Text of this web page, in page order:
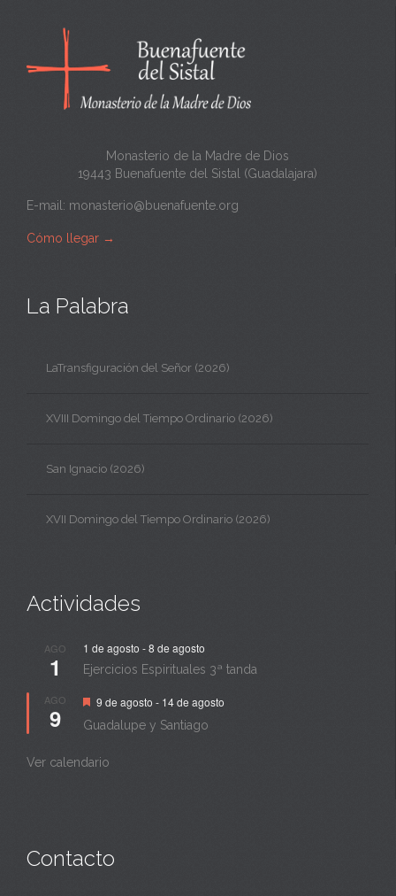
n
a
Monasterio de la Madre de Dios
19443 Buenafuente del Sistal (Guadalajara)
E-mail: monasterio@buenafuente.org
Cómo llegar →
La Palabra
LaTransfiguración del Señor (2026)
XVIII Domingo del Tiempo Ordinario (2026)
San Ignacio (2026)
XVII Domingo del Tiempo Ordinario (2026)
Actividades
AGO
1
1 de agosto -8 de agosto
Ejercicios Espirituales 3ª tanda
AGO
9
Destacado
9 de agosto - 14 de agosto
Guadalupe y Santiago
Ver calendario
Contacto